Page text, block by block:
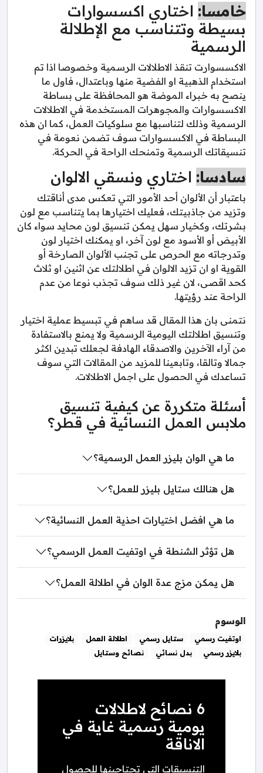
خامسا: اختاري اكسسوارات
بسيطة وتتناسب مع الإطلالة
الرسمية
الاكسسوارت تنقذ الاطلالات الرسمية وخصوصا اذا تم
استخدام الذهبية او الفضية منها وباعتدال، فاول ما
ينصح به خبراء الموضة هو المحافظة على بساطة
الاكسسوارات والمجوهرات المستخدمة في الاطلالات
الرسمية وذلك لتناسبها مع سلوكيات العمل، كما ان هذه
البساطة في الاكسسوارات سوف تضمن نعومة في
تنسيقاتك الرسمية وتمنحك الراحة في الحركة.
سادسا: اختاري ونسقي الالوان
باعتبار أن الألوان أحد الأمور التي تعكس مدى أناقتك
وتزيد من جاذبيتك، فعليك اختيارها بما يتناسب مع لون
بشرتك، وكخيار سهل يمكن تنسيق لون محايد سواء كان
الأبيض أو الأسود مع لون آخر، او يمكنك اختيار لون
وتدرجاته مع الحرص على تجنب الألوان الصارخة أو
القوية او ان تزيد الالوان في اطلالتك عن اثنين او ثلاث
كحد اقصى، لان غير ذلك سوف تجذب نوعا من عدم
الراحة عند رؤيتها.
نتمنى بان هذا المقال قد ساهم في تبسيط عملية اختيار
وتنسيق اطلالتك اليومية الرسمية ولا يمنع بالاستفادة
من آراء الآخرين والاصدقاء الهادفة لجعلك تبدين اكثر
جمالا وتالقا، وتابعينا للمزيد من المقالات التي سوف
تساعدك في الحصول على اجمل الاطلالات.
أسئلة متكررة عن كيفية تنسيق
ملابس العمل النسائية في قطر؟
ما هي الوان بليزر العمل الرسمية؟
هل هنالك ستايل بليزر للعمل؟
ما هي افضل اختيارات احذية العمل النسائية؟
هل تؤثر الشنطة في اوتفيت العمل الرسمي؟
هل يمكن مزج عدة الوان في اطلالة العمل؟
الوسوم
اوتفيت رسمي ستايل رسمي اطلالة العمل
بلايزرات
بلايزر رسمي
بدل نسائي نصائح وستايل
6 نصائح لاطلالات
يومية رسمية غاية في
الاناقة
التنسيقات التي تحتاجينها للحصول